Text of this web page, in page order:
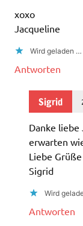
xoxo
Jacqueline
Wird geladen …
Antworten
Sigrid
Danke liebe
erwarten
Liebe Grüße
Sigrid
Wird
Antworten